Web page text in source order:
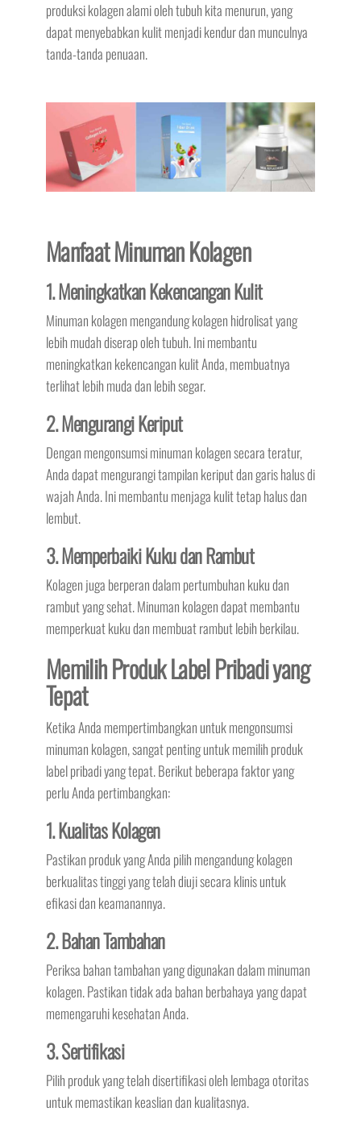
produksi kolagen alami oleh tubuh kita menurun, yang
dapat menyebabkan kulit menjadi kendur dan munculnya
tanda-tanda penuaan.
Manfaat Minuman Kolagen
1. Meningkatkan Kekencangan Kulit
Minuman kolagen mengandung kolagen hidrolisat yang
lebih mudah diserap oleh tubuh. Ini membantu
meningkatkan kekencangan kulit Anda, membuatnya
terlihat lebih muda dan lebih segar.
2. Mengurangi Keriput
Dengan mengonsumsi minuman kolagen secara teratur,
Anda dapat mengurangi tampilan keriput dan garis halus di
wajah Anda. Ini membantu menjaga kulit tetap halus dan
lembut.
3. Memperbaiki Kuku dan Rambut
Kolagen juga berperan dalam pertumbuhan kuku dan
rambut yang sehat. Minuman kolagen dapat membantu
memperkuat kuku dan membuat rambut lebih berkilau.
Memilih Produk Label Pribadi yang
Tepat
Ketika Anda mempertimbangkan untuk mengonsumsi
minuman kolagen, sangat penting untuk memilih produk
label pribadi yang tepat. Berikut beberapa faktor yang
perlu Anda pertimbangkan:
1. Kualitas Kolagen
Pastikan produk yang Anda pilih mengandung kolagen
berkualitas tinggi yang telah diuji secara klinis untuk
efikasi dan keamanannya.
2. Bahan Tambahan
Periksa bahan tambahan yang digunakan dalam minuman
kolagen. Pastikan tidak ada bahan berbahaya yang dapat
memengaruhi kesehatan Anda.
3. Sertifikasi
Pilih produk yang telah disertifikasi oleh lembaga otoritas
untuk memastikan keaslian dan kualitasnya.